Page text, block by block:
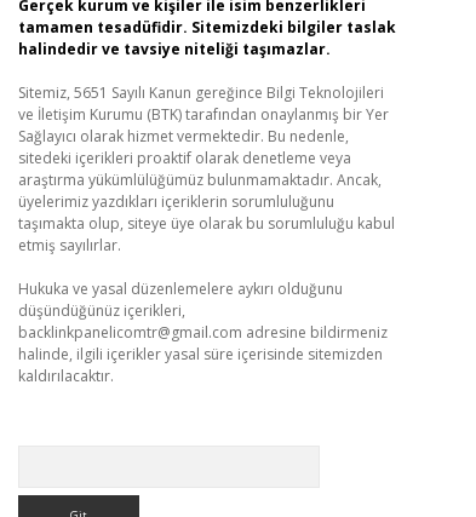
Gerçek kurum ve kişiler ile isim benzerlikleri
tamamen tesadüfidir. Sitemizdeki bilgiler taslak
halindedir ve tavsiye niteliği taşımazlar.
Sitemiz, 5651 Sayılı Kanun gereğince Bilgi Teknolojileri
ve İletişim Kurumu (BTK) tarafından onaylanmış bir Yer
Sağlayıcı olarak hizmet vermektedir. Bu nedenle,
sitedeki içerikleri proaktif olarak denetleme veya
araştırma yükümlülüğümüz bulunmamaktadır. Ancak,
üyelerimiz yazdıkları içeriklerin sorumluluğunu
taşımakta olup, siteye üye olarak bu sorumluluğu kabul
etmiş sayılırlar.
Hukuka ve yasal düzenlemelere aykırı olduğunu
düşündüğünüz içerikleri,
backlinkpanelicomtr@gmail.com adresine bildirmeniz
halinde, ilgili içerikler yasal süre içerisinde sitemizden
kaldırılacaktır.